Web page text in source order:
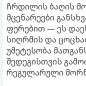
ჩრდილის ბაღის
მცენარეები
ფერებით — ეს
სიღრმის და
უმეტესობა
შედეგისთვის
რეგულარული